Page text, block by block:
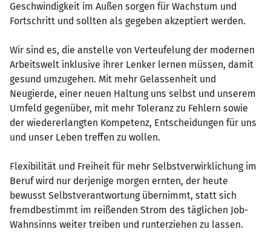
Geschwindigkeit im Außen sorgen für Wachstum und
Fortschritt und sollten als gegeben akzeptiert werden.
Wir sind es, die anstelle von Verteufelung der modernen
Arbeitswelt inklusive ihrer Lenker lernen müssen, damit
gesund umzugehen. Mit mehr Gelassenheit und
Neugierde, einer neuen Haltung uns selbst und unserem
Umfeld gegenüber, mit mehr Toleranz zu Fehlern sowie
der wiedererlangten Kompetenz, Entscheidungen für uns
und unser Leben treffen zu wollen.
Flexibilität und Freiheit für mehr Selbstverwirklichung im
Beruf wird nur derjenige morgen ernten, der heute
bewusst Selbstverantwortung übernimmt, statt sich
fremdbestimmt im reißenden Strom des täglichen Job-
Wahnsinns weiter treiben und runterziehen zu lassen.